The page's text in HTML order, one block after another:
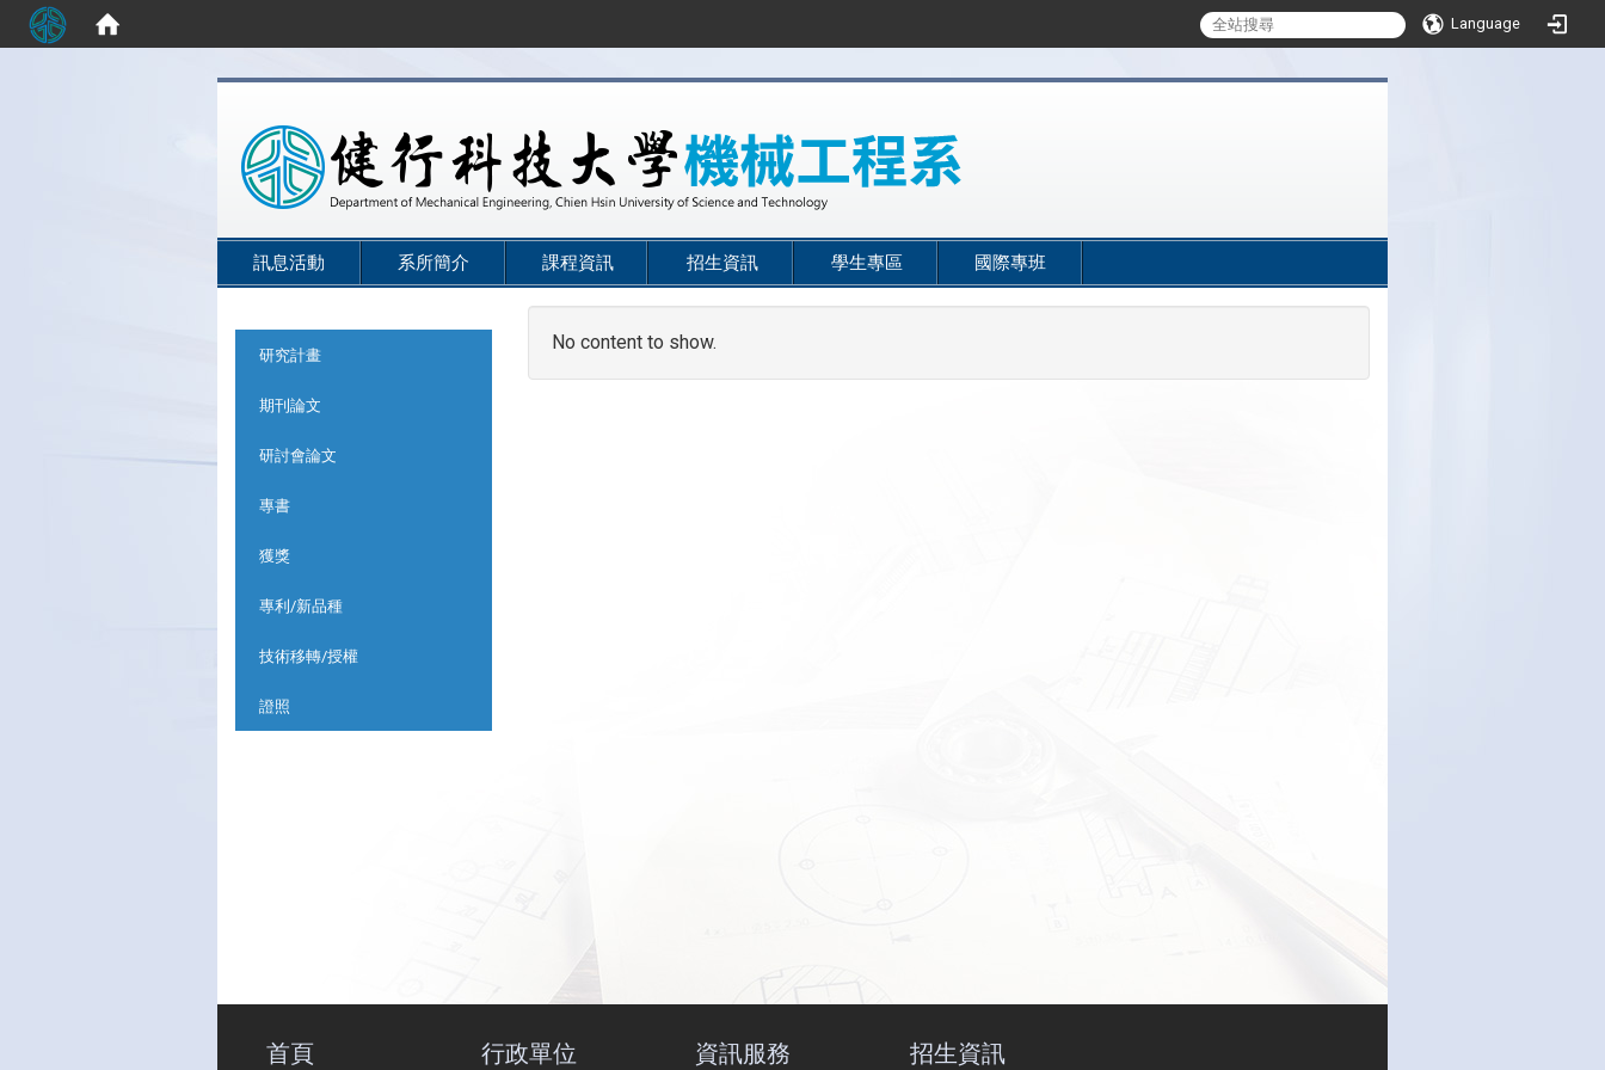
Language
訊息活動 系所簡介 課程資訊 招生資訊 學生專區 國際專班
研究計畫
期刊論文
研討會論文
專書
獲獎
專利/新品種
技術移轉/授權
證照
No content to show.
首頁 行政單位 資訊服務 招生資訊